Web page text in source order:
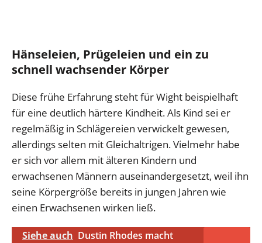
Hänseleien, Prügeleien und ein zu
schnell wachsender Körper
Diese frühe Erfahrung steht für Wight beispielhaft
für eine deutlich härtere Kindheit. Als Kind sei er
regelmäßig in Schlägereien verwickelt gewesen,
allerdings selten mit Gleichaltrigen. Vielmehr habe
er sich vor allem mit älteren Kindern und
erwachsenen Männern auseinandergesetzt, weil ihn
seine Körpergröße bereits in jungen Jahren wie
einen Erwachsenen wirken ließ.
Siehe auch Dustin Rhodes macht